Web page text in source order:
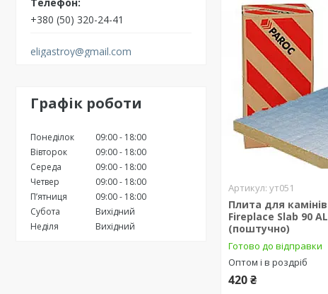
+380 (50) 320-24-41
eligastroy@gmail.com
Графік роботи
Понеділок 09:00
18:00
Вівторок
09:00
18:00
Середа
09:00
18:00
Четвер
09:00
18:00
Пʼятниця
09:00
18:00
Субота
Вихідний
Неділя
Вихідний
ут051
Плита для
Fireplace Slab 90
(поштучно)
Готово до відправки
Оптом і в роздріб
420 ₴